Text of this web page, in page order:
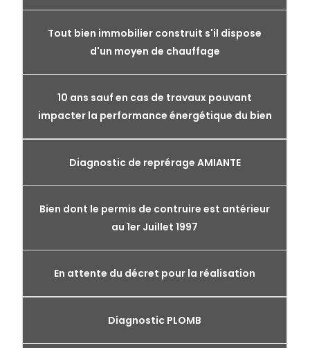
Tout bien immobilier construit s'il dispose
d'un moyen de chauffage
10 ans sauf en cas de travaux pouvant
impacter la performance énergétique du bien
Diagnostic de reprérage AMIANTE
Bien dont le permis de contruire est antérieur
au 1er Juillet 1997
En attente du décret pour la réalisation
Diagnostic PLOMB